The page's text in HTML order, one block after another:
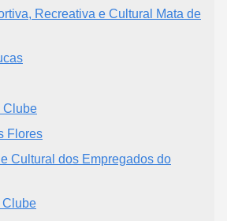
Recreativa e Cultural Mata de
Clube
Flores
Cultural dos Empregados do
Clube